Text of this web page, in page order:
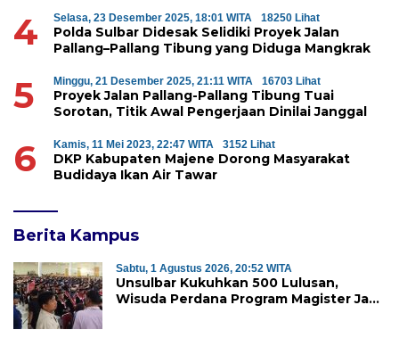
4 Selasa, 23 Desember 2025, 18:01 WITA 18250 Lihat
Polda Sulbar Didesak Selidiki Proyek Jalan
Pallang–Pallang Tibung yang Diduga Mangkrak
5 Minggu, 21 Desember 2025, 21:11 WITA 16703 Lihat
Proyek Jalan Pallang-Pallang Tibung Tuai
Sorotan, Titik Awal Pengerjaan Dinilai Janggal
6 Kamis, 11 Mei 2023, 22:47 WITA 3152 Lihat
DKP Kabupaten Majene Dorong Masyarakat
Budidaya Ikan Air Tawar
Berita Kampus
Sabtu, 1 Agustus 2026, 20:52 WITA
Unsulbar Kukuhkan 500 Lulusan,
Wisuda Perdana Program Magister Jadi